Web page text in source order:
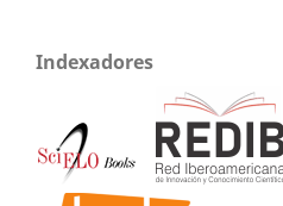
Indexadores